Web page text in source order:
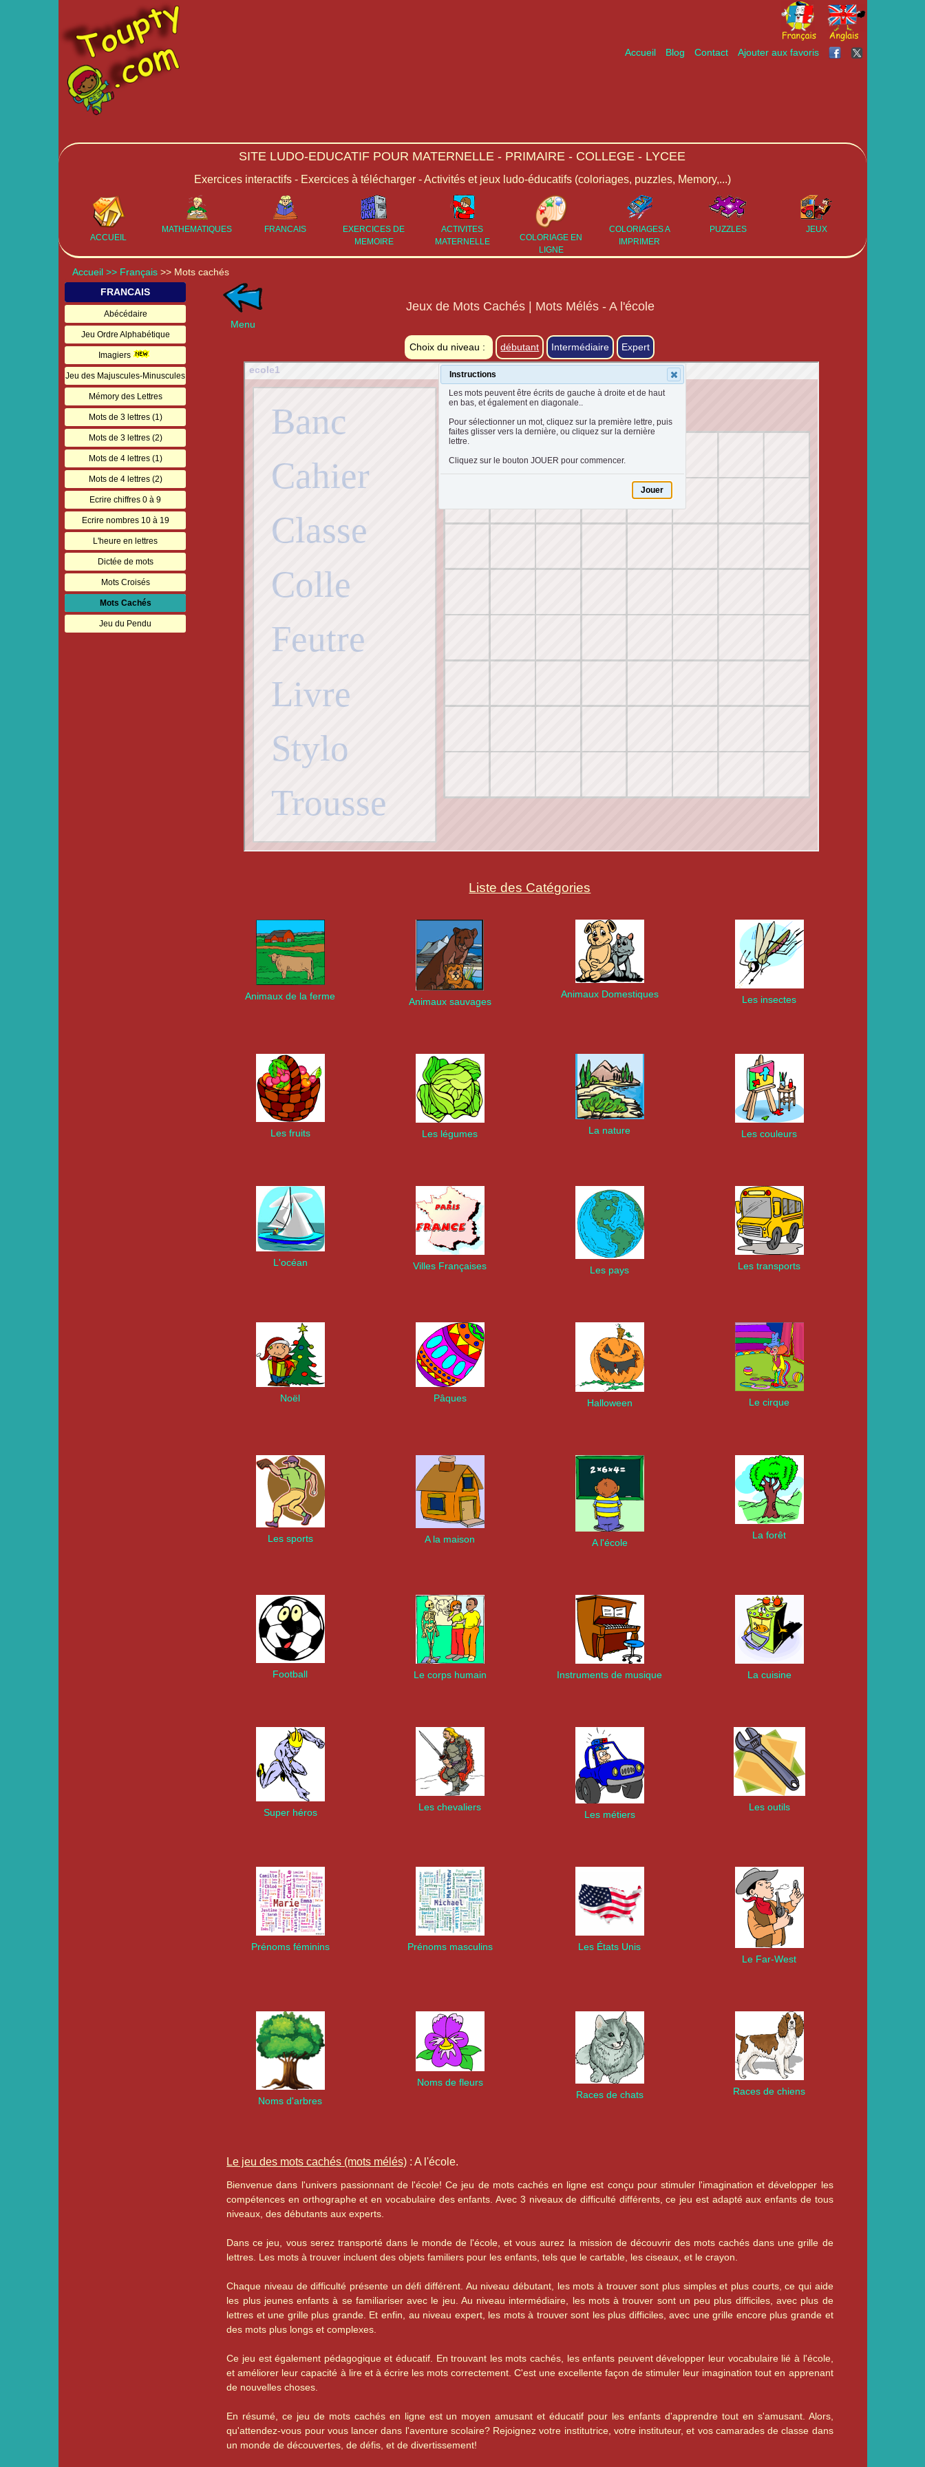
Accueil Blog Contact Ajouter aux favoris
SITE LUDO-EDUCATIF POUR MATERNELLE - PRIMAIRE - COLLEGE - LYCEE
Exercices interactifs - Exercices à télécharger - Activités et jeux ludo-éducatifs (coloriages, puzzles, Memory,...)
ACCUEIL
MATHEMATIQUES FRANCAIS
EXERCICES DE
MEMOIRE
ACTIVITES
MATERNELLE
COLORIAGE EN
LIGNE
COLORIAGES A
IMPRIMER
PUZZLES JEUX
Accueil >> Français >> Mots cachés
FRANCAIS
Abécédaire
Jeu Ordre Alphabétique
Imagiers
Jeu des Majuscules-Minuscules
Mémory des Lettres
Mots de 3 lettres (1)
Mots de 3 lettres (2)
Mots de 4 lettres (1)
Mots de 4 lettres (2)
Ecrire chiffres 0 à 9
Ecrire nombres 10 à 19
L'heure en lettres
Dictée de mots
Mots Croisés
Mots Cachés
Jeu du Pendu
Menu
Jeux de Mots Cachés | Mots Mélés - A l'école
Choix du niveau : débutant Intermédiaire Expert
Liste des Catégories
Animaux de la ferme Animaux sauvages
Animaux Domestiques Les insectes
Les fruits Les légumes La nature Les couleurs
L'océan Villes Françaises Les pays Les transports
Noël Pâques Halloween Le cirque
Les sports A la maison A l'école
La forêt
Football Le corps humain Instruments de musique La cuisine
Super héros Les chevaliers
Les métiers
Les outils
Prénoms féminins Prénoms masculins
Les États Unis
Le Far-West
Noms d'arbres
Noms de fleurs
Races de chats
Races de chiens
Le jeu des mots cachés (mots mélés) : A l'école.
Bienvenue dans l'univers passionnant de l'école! Ce jeu de mots cachés en ligne est conçu pour stimuler l'imagination et développer les
compétences en orthographe et en vocabulaire des enfants. Avec 3 niveaux de difficulté différents, ce jeu est adapté aux enfants de tous
niveaux, des débutants aux experts.
Dans ce jeu, vous serez transporté dans le monde de l'école, et vous aurez la mission de découvrir des mots cachés dans une grille de
lettres. Les mots à trouver incluent des objets familiers pour les enfants, tels que le cartable, les ciseaux, et le crayon.
Chaque niveau de difficulté présente un défi différent. Au niveau débutant, les mots à trouver sont plus simples et plus courts, ce qui aide
les plus jeunes enfants à se familiariser avec le jeu. Au niveau intermédiaire, les mots à trouver sont un peu plus difficiles, avec plus de
lettres et une grille plus grande. Et enfin, au niveau expert, les mots à trouver sont les plus difficiles, avec une grille encore plus grande et
des mots plus longs et complexes.
Ce jeu est également pédagogique et éducatif. En trouvant les mots cachés, les enfants peuvent développer leur vocabulaire lié à l'école,
et améliorer leur capacité à lire et à écrire les mots correctement. C'est une excellente façon de stimuler leur imagination tout en apprenant
de nouvelles choses.
En résumé, ce jeu de mots cachés en ligne est un moyen amusant et éducatif pour les enfants d'apprendre tout en s'amusant. Alors,
qu'attendez-vous pour vous lancer dans l'aventure scolaire? Rejoignez votre institutrice, votre instituteur, et vos camarades de classe dans
un monde de découvertes, de défis, et de divertissement!